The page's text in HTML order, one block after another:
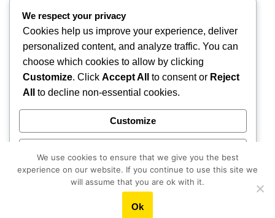
June 2020
May 2020
April 2020
March 2020
February 2020
December 2019
November 2019
October 2019
We respect your privacy
Cookies help us improve your experience, deliver
personalized content, and analyze traffic. You can
choose which cookies to allow by clicking
Customize. Click Accept All to consent or Reject
All
to decline non-essential cookies.
Customize
Accept All
We use cookies to ensure that we give you the best
experience on our website. If you continue to use this site we
will assume that you are ok with it.
Ok